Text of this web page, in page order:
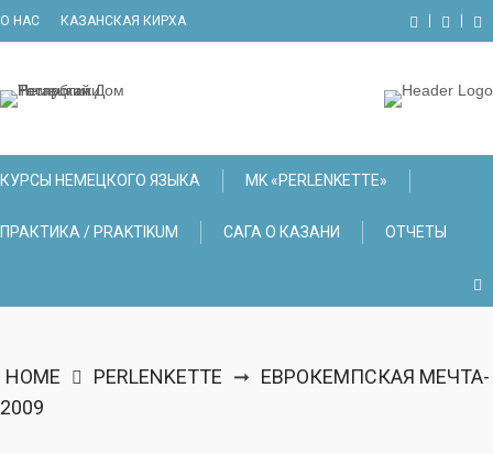
О НАС КАЗАНСКАЯ КИРХА
КУРСЫ НЕМЕЦКОГО ЯЗЫКА МK «PERLENKETTE»
ПРАКТИКА / PRAKTIKUM САГА О КАЗАНИ ОТЧЕТЫ
HOME PERLENKETTE ➞ ЕВРОКЕМПСКАЯ МЕЧТА-
2009